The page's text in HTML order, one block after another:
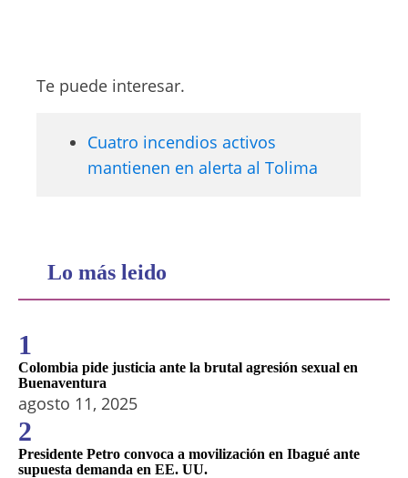
Te puede interesar.
Cuatro incendios activos
mantienen en alerta al Tolima
Lo más leido
1
Colombia pide justicia ante la brutal agresión sexual en
Buenaventura
agosto 11, 2025
2
Presidente Petro convoca a movilización en Ibagué ante
supuesta demanda en EE. UU.